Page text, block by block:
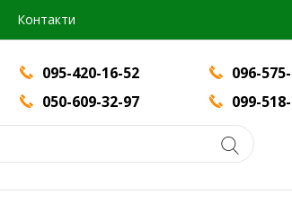
Контакти
095-420-16-52
096-
050-609-32-97 099-